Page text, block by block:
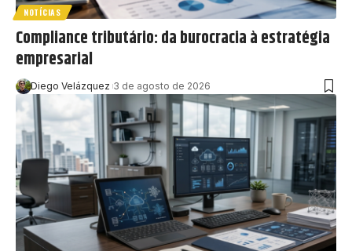
NOTÍCIAS
Compliance tributário: da burocracia à estratégia
empresarial
Diego Velázquez 3 de agosto de 2026